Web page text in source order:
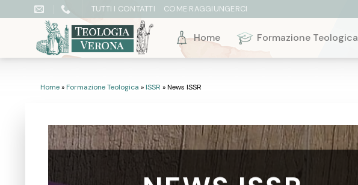
to
TUTTI I CONTATTI COME RAGGIUNGERCI
Home Formazione Teologica
Home»Formazione Teologica »ISSR »News ISSR